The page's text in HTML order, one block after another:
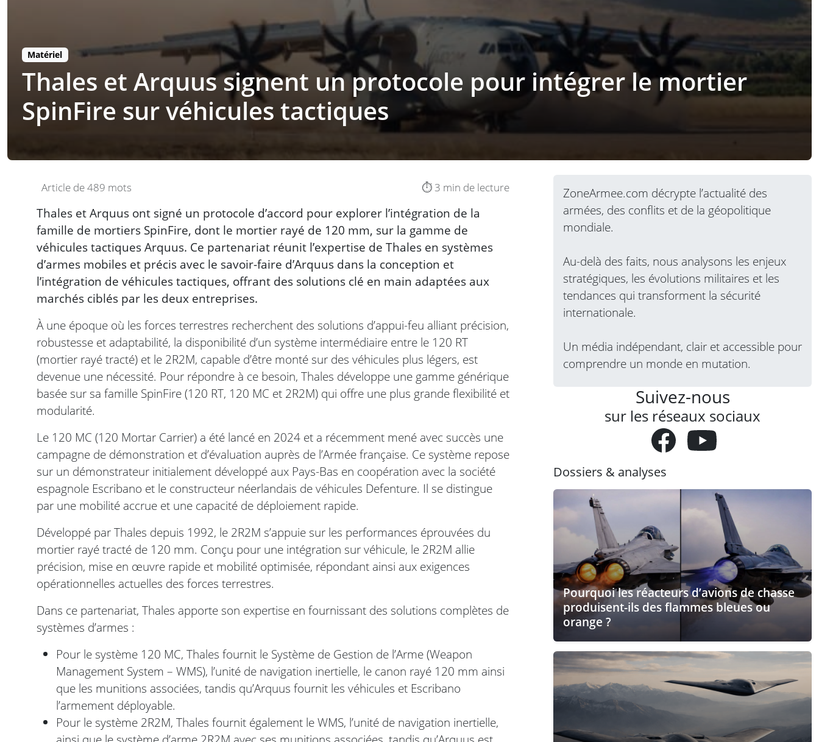
Matériel
Thales et Arquus signent un protocole pour intégrer le mortier
SpinFire sur véhicules tactiques
Article de 489 mots ⏱️ 3 min de lecture
Thales et Arquus ont signé un protocole d’accord pour explorer l’intégration de la
famille de mortiers SpinFire, dont le mortier rayé de 120 mm, sur la gamme de
véhicules tactiques Arquus. Ce partenariat réunit l’expertise de Thales en systèmes
d’armes mobiles et précis avec le savoir-faire d’Arquus dans la conception et
l’intégration de véhicules tactiques, offrant des solutions clé en main adaptées aux
marchés ciblés par les deux entreprises.
À une époque où les forces terrestres recherchent des solutions d’appui-feu alliant précision,
robustesse et adaptabilité, la disponibilité d’un système intermédiaire entre le 120 RT
(mortier rayé tracté) et le 2R2M, capable d’être monté sur des véhicules plus légers, est
devenue une nécessité. Pour répondre à ce besoin, Thales développe une gamme générique
basée sur sa famille SpinFire (120 RT, 120 MC et 2R2M) qui offre une plus grande flexibilité et
modularité.
Le 120 MC (120 Mortar Carrier) a été lancé en 2024 et a récemment mené avec succès une
campagne de démonstration et d’évaluation auprès de l’Armée française. Ce système repose
sur un démonstrateur initialement développé aux Pays-Bas en coopération avec la société
espagnole Escribano et le constructeur néerlandais de véhicules Defenture. Il se distingue
par une mobilité accrue et une capacité de déploiement rapide.
Développé par Thales depuis 1992, le 2R2M s’appuie sur les performances éprouvées du
mortier rayé tracté de 120 mm. Conçu pour une intégration sur véhicule, le 2R2M allie
précision, mise en œuvre rapide et mobilité optimisée, répondant ainsi aux exigences
opérationnelles actuelles des forces terrestres.
Dans ce partenariat, Thales apporte son expertise en fournissant des solutions complètes de
systèmes d’armes :
Pour le système 120 MC, Thales fournit le Système de Gestion de l’Arme (Weapon
Management System – WMS), l’unité de navigation inertielle, le canon rayé 120 mm ainsi
que les munitions associées, tandis qu’Arquus fournit les véhicules et Escribano
l’armement déployable.
Pour le système 2R2M, Thales fournit également le WMS, l’unité de navigation inertielle,
ZoneArmee.com décrypte l’actualité des
armées, des conflits et de la géopolitique
mondiale.
Au-delà des faits, nous analysons les enjeux
stratégiques, les évolutions militaires et les
tendances qui transforment la sécurité
internationale.
Un média indépendant, clair et accessible pour
comprendre un monde en mutation.
Suivez-nous
sur les réseaux sociaux
Dossiers & analyses
Pourquoi les réacteurs d’avions de chasse
produisent-ils des flammes bleues ou
orange ?